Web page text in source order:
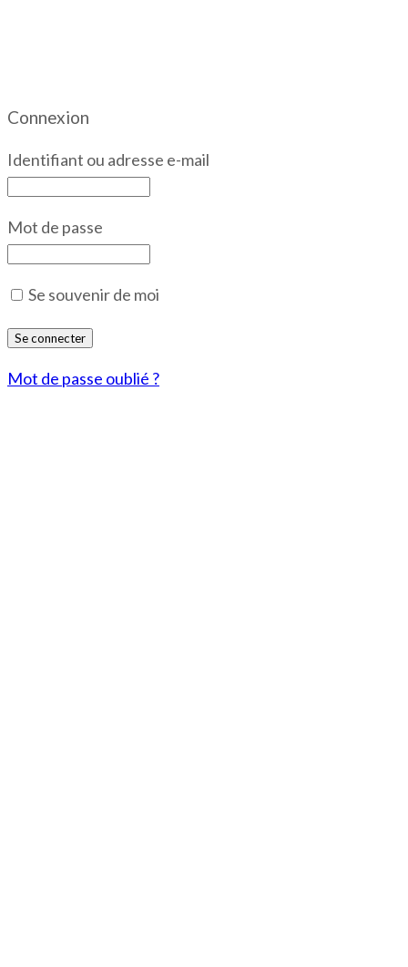
Connexion
Identifiant ou adresse e-mail
Mot de passe
Se souvenir de moi
Mot de passe oublié ?